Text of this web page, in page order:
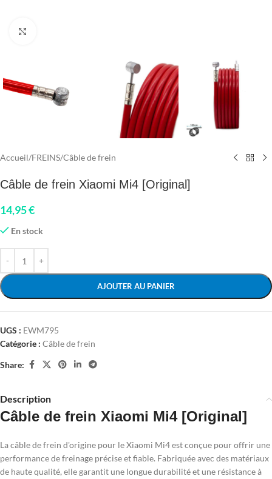
Accueil/FREINS/Câble de frein
Câble de frein Xiaomi Mi4 [Original]
14,95€
En stock
AJOUTER AU PANIER
UGS : EWM795
Catégorie : Câble de frein
Share:
Description
Câble de frein Xiaomi Mi4 [Original]
La câble de frein d'origine pour le Xiaomi Mi4 est conçue pour offrir une
performance de freinage précise et fiable. Fabriquée avec des matériaux
de haute qualité, elle garantit une longue durabilité et une résistance à